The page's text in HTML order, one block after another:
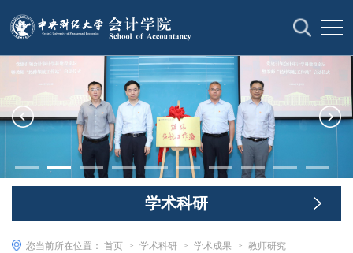
学术科研
您当前所在位置： 首页 > 学术科研 > 学术成果 > 教师研究